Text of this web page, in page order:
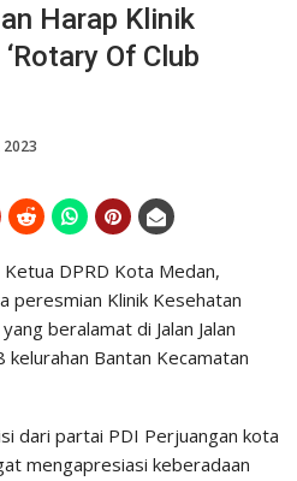
Harap Klinik
Of Club
2023
Ketua DPRD Kota Medan,
peresmian Klinik Kesehatan
beralamat di Jalan Jalan
Bantan Kecamatan
dari partai PDI Perjuangan kota
mengapresiasi keberadaan